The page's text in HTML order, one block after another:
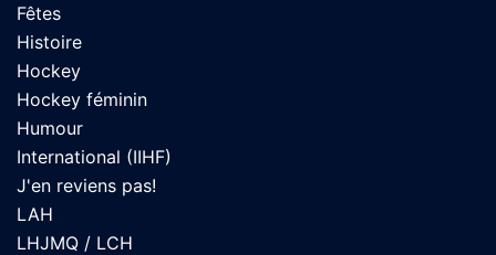
Fêtes
Histoire
Hockey
Hockey féminin
Humour
International (IIHF)
J'en reviens pas!
LAH
LHJMQ / LCH